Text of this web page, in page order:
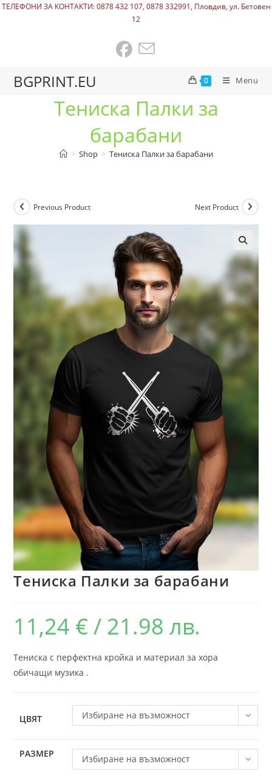
ТЕЛЕФОНИ ЗА КОНТАКТИ: 0878 432 107, 0878 332991, Пловдив, ул. Бетовен
12
BGPRINT.EU 0 Menu
Тениска Палки за
барабани
> Shop > Тениска Палки за барабани
Previous Product Next Product
Тениска Палки за барабани
11,24 € / 21.98 лв.
Тениска с перфектна кройка и материал за хора
обичащи музика .
ЦВЯТ Избиране на възможност
РАЗМЕР Избиране на възможност